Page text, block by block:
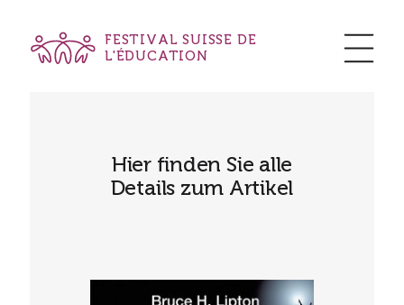
FESTIVAL SUISSE DE
L'ÉDUCATION
Hier finden Sie alle
Details zum Artikel